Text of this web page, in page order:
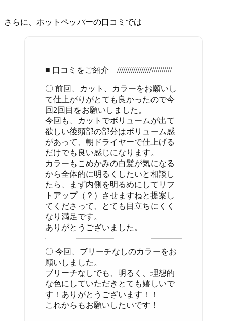
さらに、ホットペッパーの口コミでは
■ 口コミをご紹介 ///////////////////////////
〇 前回、カット、カラーをお願いし
て仕上がりがとても良かったので今
回2回目をお願いしました。
今回も、カットでボリュームが出て
欲しい後頭部の部分はボリューム感
があって、朝ドライヤーで仕上げる
だけでも良い感じになります。
カラーもこめかみの白髪が気になる
から全体的に明るくしたいと相談し
たら、まず内側を明るめにしてリフ
トアップ（？）させますねと提案し
てくださって、とても目立ちにくく
なり満足です。
ありがとうございました。
〇 今回、ブリーチなしのカラーをお
願いしました。
ブリーチなしでも、明るく、理想的
な色にしていただきとても嬉しいで
す！ありがとうございます！！
これからもお願いしたいです！